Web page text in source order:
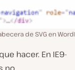
de SVG en
hacer. En IE9-